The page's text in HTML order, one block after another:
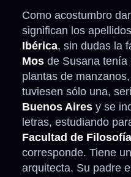
Como acostumbro
significan los
Ibérica, sin dudas la
Mos de Susana tenía
plantas de
tuviesen sólo una,
Buenos Aires y se
letras, estudiando
Facultad de
corresponde. Tiene
arquitecta. Su padre